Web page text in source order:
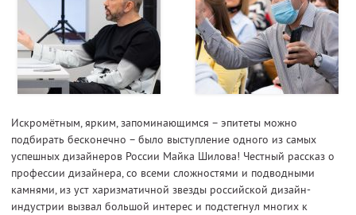
Искромётным, ярким, запоминающимся – эпитеты можно
подбирать бесконечно – было выступление одного из самых
успешных дизайнеров России Майка Шилова! Честный рассказ о
профессии дизайнера, со всеми сложностями и подводными
камнями, из уст харизматичной звезды российской дизайн-
индустрии вызвал большой интерес и подстегнул многих к